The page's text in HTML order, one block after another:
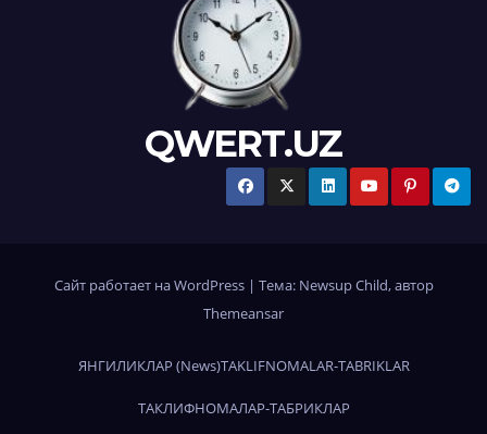
QWERT.UZ
Сайт работает на WordPress | Тема: Newsup Child, автор
Themeansar
ЯНГИЛИКЛАР (News)TAKLIFNOMALAR-TABRIKLAR
ТАКЛИФНОМАЛАР-ТАБРИКЛАР